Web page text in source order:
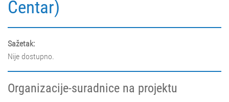
Centar)
Sažetak:
Nije dostupno.
Organizacije-suradnice na projektu